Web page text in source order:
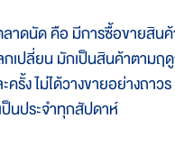
ดนัด คือ มีการซื้อขายสิน
ปลี่ยน มักเป็นสินค้าตามฤ
ง ไม่ได้วางขายอย่างถาว
นประจำทุกสัปดาห์